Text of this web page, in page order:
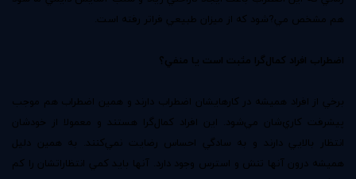
هم مشخص مي?شود که از ميزان طبيعي فراتر رفته است.
اضطراب افراد کمال‌گرا مثبت است يا منفي؟
برخي از افراد هميشه در کارهايشان اضطراب دارند و همين اضطراب هم موجب
پيشرفت کاري‌شان مي‌شود. اين افراد کمال‌گرا هستند و معمولا از خودشان
انتظار بالايي دارند و به سادگي احساس رضايت نمي‌کنند. به همين دليل
هميشه درون آنها تنش و استرس وجود دارد. آنها بايد کمي انتظاراتشان را کم